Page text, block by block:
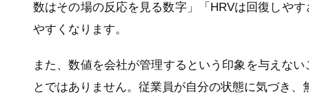
数はその場の反応を見る数字」「HRVは回復しや
やすくなります。
また、数値を会社が管理するという印象を与えな
とではありません。従業員が自分の状態に気づき